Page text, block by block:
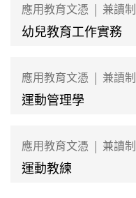
應用教育文憑 | 兼讀制
幼兒教育工作實務
應用教育文憑 | 兼讀制
運動管理學
應用教育文憑 | 兼讀制
運動教練